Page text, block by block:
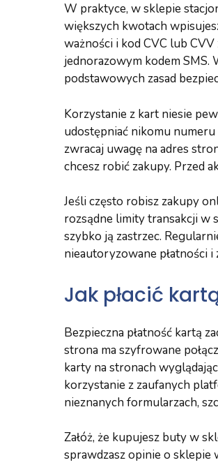
W praktyce, w sklepie
większych kwotach
ważności i kod CVC lub
jednorazowym kodem SMS.
podstawowych zasad
Korzystanie z kart niesie
udostępniać nikomu
zwracaj uwagę na adres
chcesz robić zakupy. Przed
Jeśli często robisz zakupy
rozsądne limity transakcji w
szybko ją zastrzec.
nieautoryzowane płatności i
Jak płacić
Bezpieczna płatność kartą
strona ma szyfrowane
karty na stronach
korzystanie z zaufanych
nieznanych formularzach,
Załóż, że kupujesz buty w
sprawdzasz opinie o sklepie